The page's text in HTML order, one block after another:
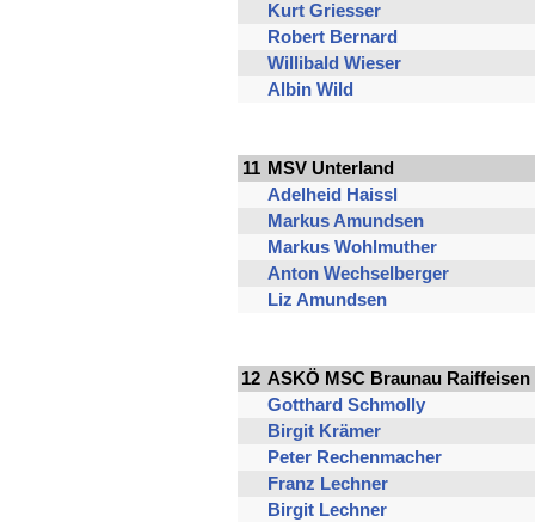
Kurt Griesser
Robert Bernard
Willibald Wieser
Albin Wild
11 MSV Unterland
Adelheid Haissl
Markus Amundsen
Markus Wohlmuther
Anton Wechselberger
Liz Amundsen
12 ASKÖ MSC Braunau Raiffeisen
Gotthard Schmolly
Birgit Krämer
Peter Rechenmacher
Franz Lechner
Birgit Lechner